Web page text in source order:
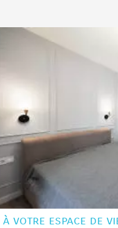
votre espace de